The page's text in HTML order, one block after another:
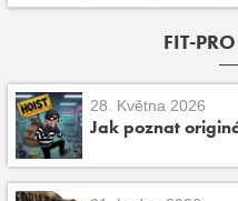
FIT-
28. Května 2026
Jak poznat